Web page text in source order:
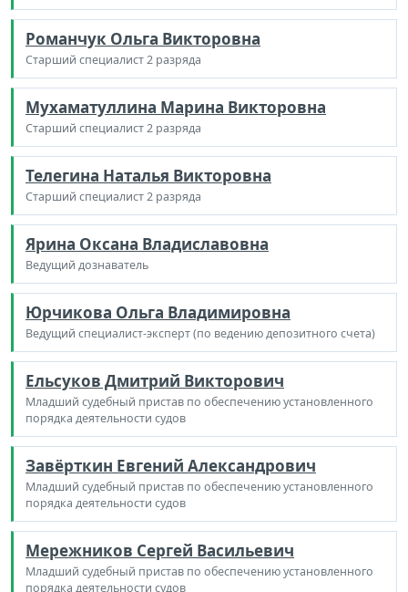
Романчук Ольга Викторовна
Старший специалист 2 разряда
Мухаматуллина Марина Викторовна
Старший специалист 2 разряда
Телегина Наталья Викторовна
Старший специалист 2 разряда
Ярина Оксана Владиславовна
Ведущий дознаватель
Юрчикова Ольга Владимировна
Ведущий специалист-эксперт (по ведению депозитного счета)
Ельсуков Дмитрий Викторович
Младший судебный пристав по обеспечению установленного
порядка деятельности судов
Завёрткин Евгений Александрович
Младший судебный пристав по обеспечению установленного
порядка деятельности судов
Мережников Сергей Васильевич
Младший судебный пристав по обеспечению установленного
порядка деятельности судов